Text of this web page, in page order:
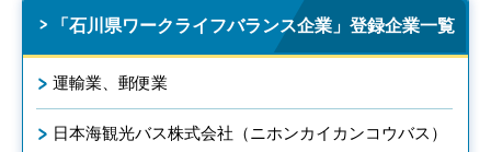
「石川県ワークライフバランス企業」登録企業一覧
運輸業、郵便業
日本海観光バス株式会社（ニホンカイカンコウバス）